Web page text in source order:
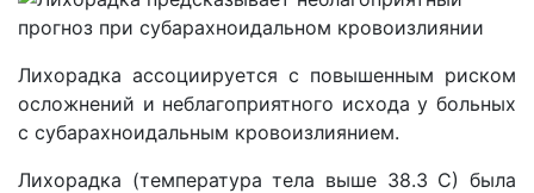
Лихорадка ассоциируется с повышенным риском
осложнений и неблагоприятного исхода у больных
с субарахноидальным кровоизлиянием.
Лихорадка (температура тела выше 38.3 С) была